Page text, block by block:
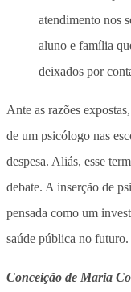
atendimento nos
aluno e família
deixados por
Ante as razões
de um psicólogo nas
despesa. Aliás, esse
debate. A inserção de
pensada como um
saúde pública no futuro.
Conceição de Maria